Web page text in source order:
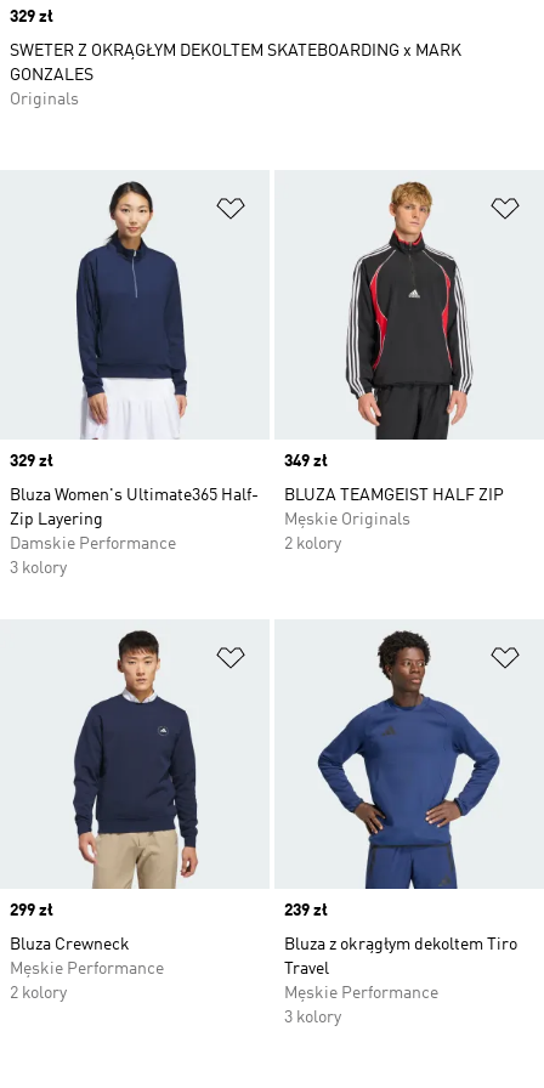
Dodaj do listy życzeń
Price
329 zł
Bluza Women's Ultimate365 Half-
Zip Layering
Damskie Performance
3 kolory
Price
349 zł
BLUZA TEAMGEIST HALF ZIP
Męskie Originals
2 kolory
Dodaj do listy życzeń
Price
299 zł
Bluza Crewneck
Męskie Performance
2 kolory
Price
239 zł
Bluza z okrągłym dekoltem Tiro
Travel
Męskie Performance
3 kolory
Price
329 zł
SWETER Z OKRĄGŁYM DEKOLTEM SKATEBOARDING x MARK
GONZALES
Originals